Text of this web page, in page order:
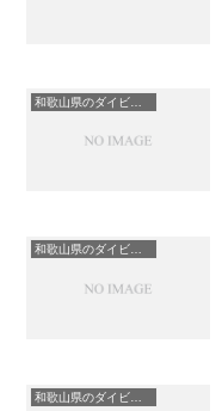
和歌山県のダイビングスポット・ポイント一覧
和歌山県のダイビングスポット・ポイント一覧
和歌山県のダイビングスポット・ポイント一覧